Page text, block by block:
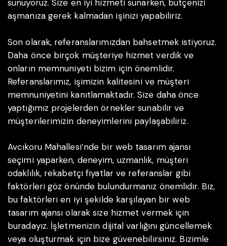
sunuyoruz. Size en iyi hizmeti sunarken, bütçenizi
aşmanıza gerek kalmadan işinizi yapabiliriz.
Son olarak, referanslarımızdan bahsetmek istiyoruz.
Daha önce birçok müşteriye hizmet verdik ve
onların memnuniyeti bizim için önemlidir.
Referanslarımız, işimizin kalitesini ve müşteri
memnuniyetini kanıtlamaktadır. Size daha önce
yaptığımız projelerden örnekler sunabilir ve
müşterilerimizin deneyimlerini paylaşabiliriz.
Avcıkoru Mahallesi’nde bir web tasarım ajansı
seçimi yaparken, deneyim, uzmanlık, müşteri
odaklılık, rekabetçi fiyatlar ve referanslar gibi
faktörleri göz önünde bulundurmanız önemlidir. Biz,
bu faktörleri en iyi şekilde karşılayan bir web
tasarım ajansı olarak size hizmet vermek için
buradayız. İşletmenizin dijital varlığını güncellemek
veya oluşturmak için bize güvenebilirsiniz. Bizimle